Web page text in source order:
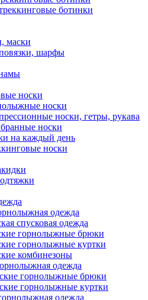
ботинки
маски
шарфы
носки
носки
носки, гетры, рукава
носки
на каждый день
носки
одежда
спусковая одежда
горнолыжные брюки
горнолыжные куртки
комбинезоны
одежда
горнолыжные брюки
горнолыжные куртки
одежда